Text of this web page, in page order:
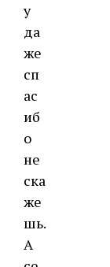
у
да
же
сп
ас
иб
о
не
ска
же
шь.
А